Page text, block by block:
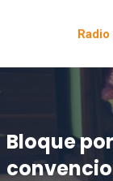
Radio
Bloque